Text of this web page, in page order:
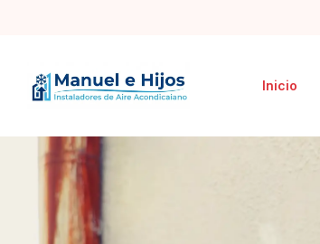
Inicio